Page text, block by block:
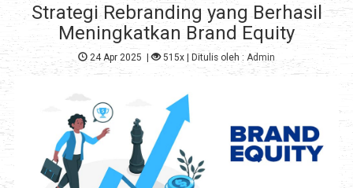
Strategi Rebranding yang Berhasil
Meningkatkan Brand Equity
24 Apr 2025 | 515x| Ditulis oleh : Admin